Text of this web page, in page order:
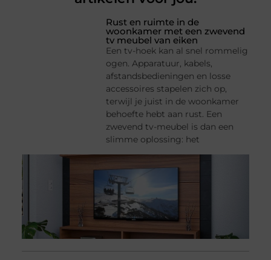
Rust en ruimte in de
woonkamer met een zwevend
tv meubel van eiken
Een tv-hoek kan al snel rommelig
ogen. Apparatuur, kabels,
afstandsbedieningen en losse
accessoires stapelen zich op,
terwijl je juist in de woonkamer
behoefte hebt aan rust. Een
zwevend tv-meubel is dan een
slimme oplossing: het